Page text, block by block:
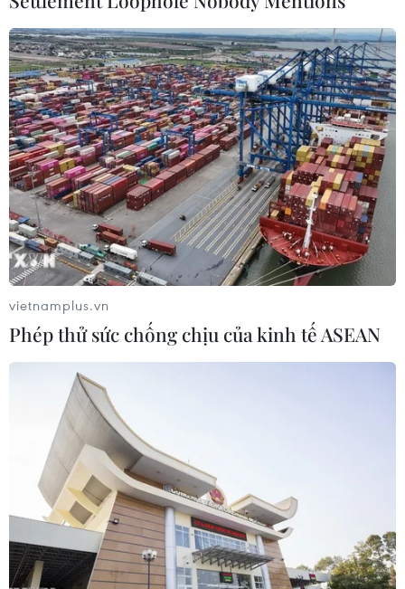
Bốn ngư dân Quảng Ngãi mất tích khi
đang khai thác trên biển
08/12/2016 11:56
Chủ tịch Ủy ban Nhân dân xã Tịnh Kỳ, thành phố
Quảng Ngãi, cho biết việc tìm kiếm 4 ngư dân của xã
bị mất tích từ sáng 7/12 phải tạm thời dừng lại vì trời tối
và gió giật, sóng biển mạnh.
vietnamplus.vn
Phép thử sức chống chịu của kinh tế ASEAN